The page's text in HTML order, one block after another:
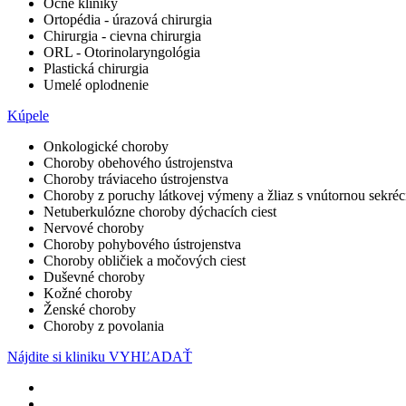
Očné kliniky
Ortopédia - úrazová chirurgia
Chirurgia - cievna chirurgia
ORL - Otorinolaryngológia
Plastická chirurgia
Umelé oplodnenie
Kúpele
Onkologické choroby
Choroby obehového ústrojenstva
Choroby tráviaceho ústrojenstva
Choroby z poruchy látkovej výmeny a žliaz s vnútornou
Netuberkulózne choroby dýchacích ciest
Nervové choroby
Choroby pohybového ústrojenstva
Choroby obličiek a močových ciest
Duševné choroby
Kožné choroby
Ženské choroby
Choroby z povolania
Nájdite si kliniku VYHĽADAŤ